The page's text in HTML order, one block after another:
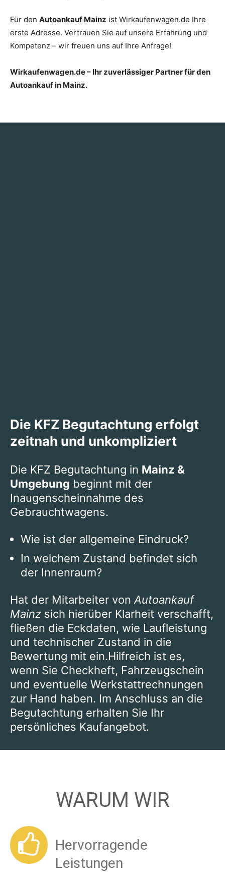
Für den Autoankauf Mainz ist Wirkaufenwagen.de Ihre
erste Adresse. Vertrauen Sie auf unsere Erfahrung und
Kompetenz – wir freuen uns auf Ihre Anfrage!
Wirkaufenwagen.de – Ihr zuverlässiger Partner für den
Autoankauf in Mainz.
Die KFZ Begutachtung erfolgt
zeitnah und unkompliziert
Die KFZ Begutachtung in Mainz &
Umgebung beginnt mit der
Inaugenscheinnahme des
Gebrauchtwagens.
Wie ist der allgemeine Eindruck?
In welchem Zustand befindet sich
der Innenraum?
Hat der Mitarbeiter von Autoankauf
Mainz sich hierüber Klarheit verschafft,
fließen die Eckdaten, wie Laufleistung
und technischer Zustand in die
Bewertung mit ein.Hilfreich ist es,
wenn Sie Checkheft, Fahrzeugschein
und eventuelle Werkstattrechnungen
zur Hand haben. Im Anschluss an die
Begutachtung erhalten Sie Ihr
persönliches Kaufangebot.
WARUM WIR
Hervorragende
Leistungen